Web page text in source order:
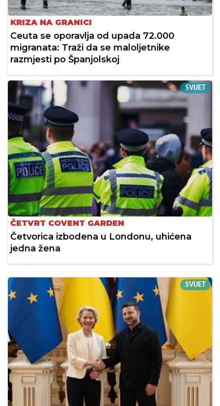
KRIZA NA GRANICI
Ceuta se oporavlja od upada 72.000
migranata: Traži da se maloljetnike
razmjesti po Španjolskoj
SVIJET
ČETVRT COVENT GARDEN
Četvorica izbodena u Londonu, uhićena
jedna žena
SVIJET